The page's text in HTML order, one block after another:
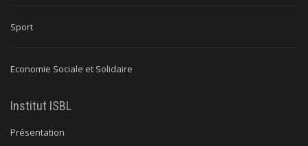
Sport
Economie Sociale et Solidaire
Institut ISBL
Présentation